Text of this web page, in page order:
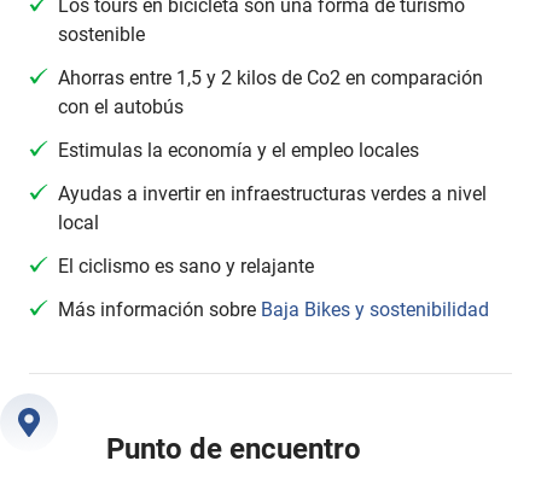
Los tours en bicicleta son una forma de turismo
sostenible
Ahorras entre 1,5 y 2 kilos de Co2 en comparación
con el autobús
Estimulas la economía y el empleo locales
Ayudas a invertir en infraestructuras verdes a nivel
local
El ciclismo es sano y relajante
Más información sobre Baja Bikes y sostenibilidad
Punto de encuentro